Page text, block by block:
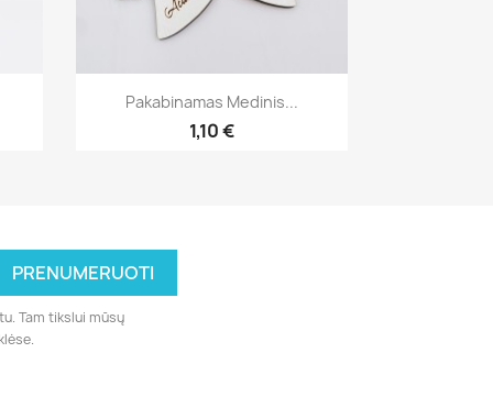
Greita peržiūra
Pakabinamas Medinis...
1,10 €
Tam tikslui mūsų